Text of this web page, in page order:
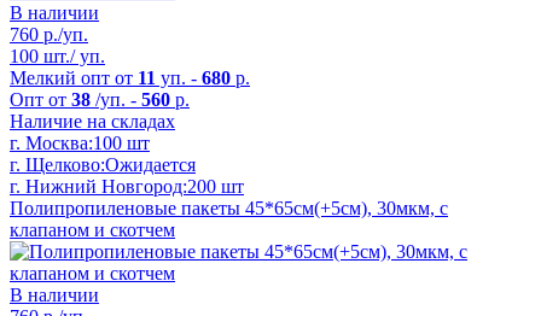
В наличии
760 р./уп.
100 шт./ уп.
Мелкий опт от 11 уп. - 680 р.
Опт от 38 /уп. - 560 р.
Наличие на складах
г. Москва:100 шт
г. Щелково:Ожидается
г. Нижний Новгород:200 шт
Полипропиленовые пакеты 45*65см(+5см), 30мкм, с
клапаном и скотчем
В наличии